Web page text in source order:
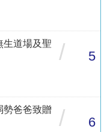
道場及聖
/ 5
爸爸致贈
/ 6